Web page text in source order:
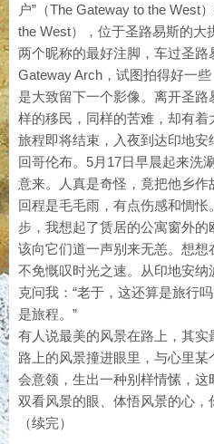
户”（The Gateway to the West
the West），位于圣路易斯的大
两个昵称的最好注脚，车过圣
Gateway Arch，试图拍得好一
是大致留下一个影像。离开圣路
样的移民，同样的苦难，却有着
旅程即将结束，入夜到达印地
回哥伦布。5月17日早晨起来洗
意来。人真是奇怪，竟把他乡作
回程是毛毛雨，有点伤感和惆
步，我想起了赁居的公寓窗外
该向它们道一声别来无恙。想想
不免慨叹时光之速。从印地安
克问我：“老于，这还算是旅行
是旅程。”
有人说最美的风景在路上，其
路上的风景撞进眼里，与心里
会意领，生出一种别样情愫，
双看风景的眼、体悟风景的心，
（续完）